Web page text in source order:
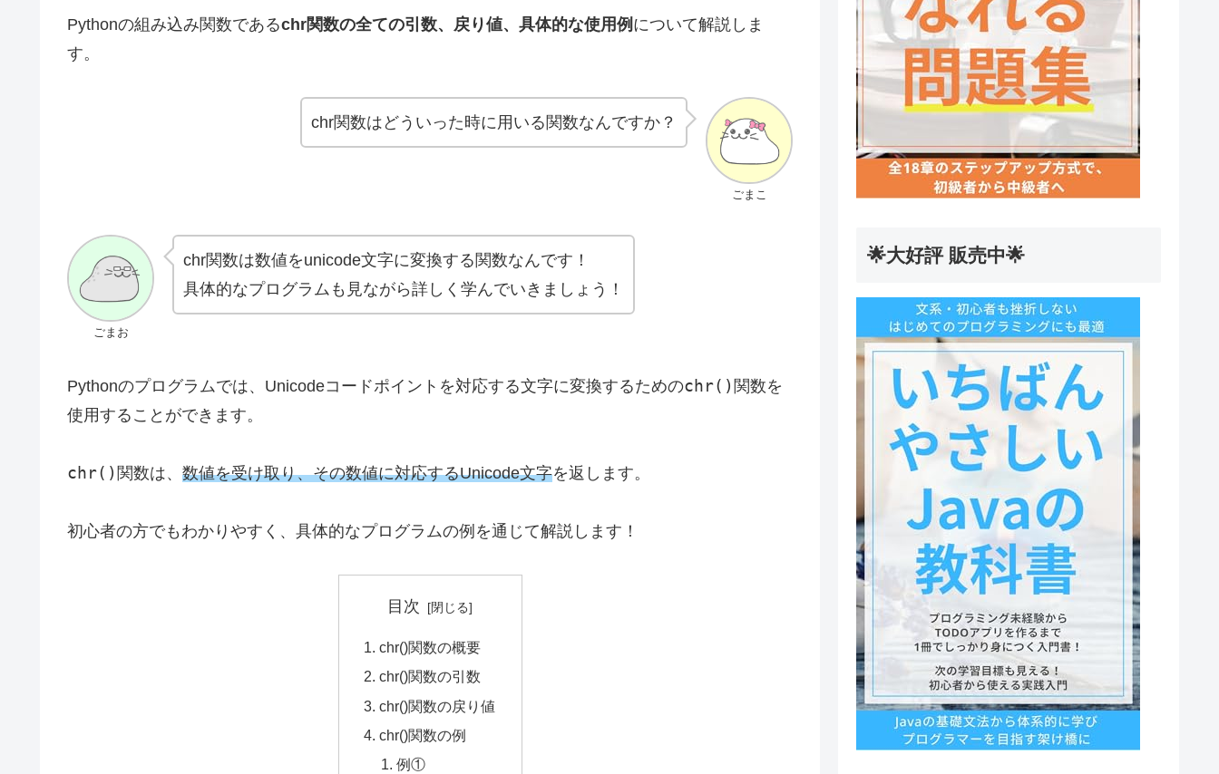
Pythonの組み込み関数であるchr関数の全ての引数、戻り値、具体的な使用例 について解説しま
す。
ごまこ
chr関数はどういった時に用いる関数なんですか？
ごまお
chr関数は数値をunicode文字に変換する関数なんです！
具体的なプログラムも見ながら詳しく学んでいきましょう！
Pythonのプログラムでは、Unicodeコードポイントを対応する文字に変換するためのchr() 関数を
使用することができます。
chr() 関数は、 数値を受け取り、その数値に対応するUnicode文字を返します。
初心者の方でもわかりやすく、具体的なプログラムの例を通じて解説します！
目次
chr()関数の概要
chr()関数の引数
chr()関数の戻り値
chr()関数の例
例①
🌟大好評 販売中🌟